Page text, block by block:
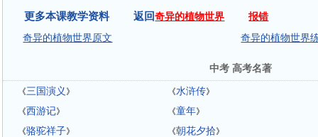
更多本课教学资料 返回奇异的植物世界
报错
奇异的植物世界原文
奇异的植物世界
中考 高考名著
《三国演义 》 《水浒传》
《西游记》 《童年》
《骆驼祥子》 《朝花夕拾》